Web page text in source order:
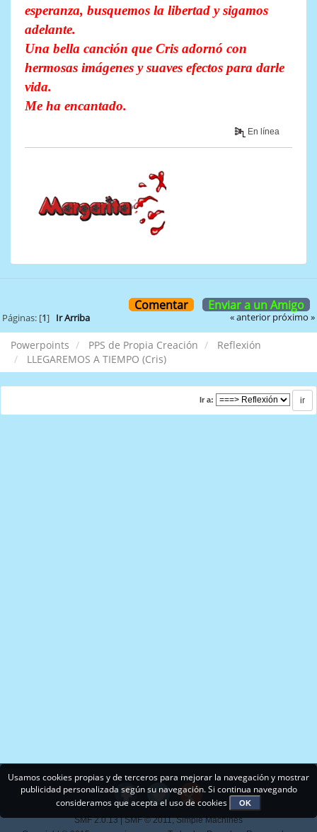
esperanza, busquemos la libertad y sigamos
adelante.
Una bella canción que Cris adornó con
hermosas imágenes y suaves efectos para darle
vida.
Me ha encantado.
En línea
Comentar Enviar a un Amigo
Páginas: [1] Ir Arriba « anterior próximo »
Powerpoints PPS de Propia Creación
Reflexión
LLEGAREMOS A TIEMPO (Cris)
Ir a:
SMF 2.0.13|SMF © 2011,Simple Machines
Usamos cookies propias y de terceros para mejorar la navegación y mostrar
publicidad personalizada según su navegación. Si continua navegando
consideramos que acepta el uso de cookies
OK